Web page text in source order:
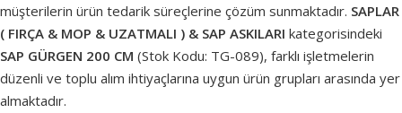
müşterilerin ürün tedarik süreçlerine çözüm sunmaktadır. SAPLAR
( FIRÇA & MOP & UZATMALI ) & SAP ASKILARI kategorisindeki
SAP GÜRGEN 200 CM (Stok Kodu: TG-089), farklı işletmelerin
düzenli ve toplu alım ihtiyaçlarına uygun ürün grupları arasında yer
almaktadır.